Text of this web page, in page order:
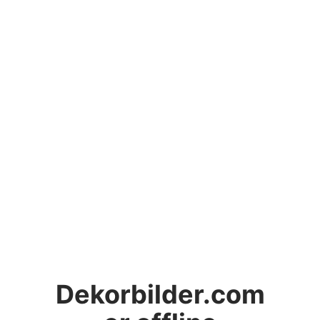
Dekorbilder.com